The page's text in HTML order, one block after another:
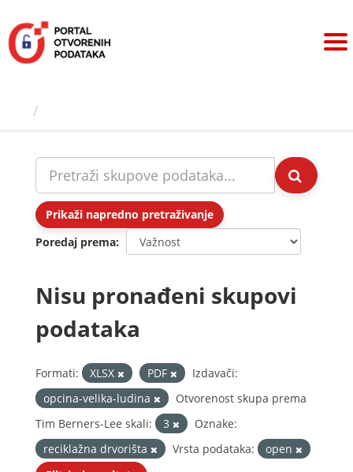
sadržaj
Prikaži napredno pretraživanje
Poredaj prema
Nisu pronađeni skupovi
podataka
Formati: XLSX PDF
Izdavači:
opcina-velika-ludina
Otvorenost skupa prema
Tim Berners-Lee skali:
3
Oznake:
reciklažna drvorišta
Vrsta podataka:
open